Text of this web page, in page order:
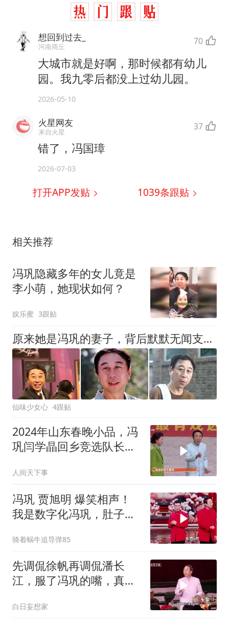
想回到过去_
河南商丘 70
大城市就是好啊，那时候都有幼儿
园。我九零后都没上过幼儿园。
2026-05-10
火星网友
来自火星 37
错了，冯国璋
2026-07-03
打开APP发贴 1039条跟贴
相关推荐
冯巩隐藏多年的女儿竟是
李小萌，她现状如何？
娱乐蜜 3跟贴
原来她是冯巩的妻子，背后默默无闻支持他，难怪可以大红大紫
仙味少女心 4跟贴
2024年山东春晚小品，冯
巩闫学晶回乡竞选队长，
人间天下事
冯巩 贾旭明 爆笑相声！
我是数字化冯巩，肚子里
骑着蜗牛追导弹85
先调侃徐帆再调侃潘长
江，服了冯巩的嘴，真
白日妄想家